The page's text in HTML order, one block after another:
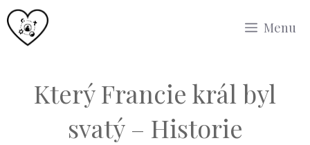
Přeskočit
na
Menu
Který Francie král byl
svatý – Historie